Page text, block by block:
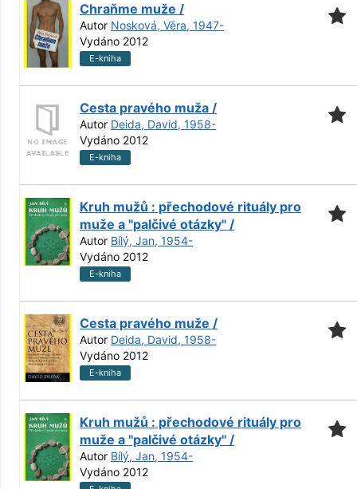
Chraňme muže /
Autor Nosková, Věra, 1947-
Vydáno 2012
E-kniha
Cesta pravého muža /
Autor Deida, David, 1958-
Vydáno 2012
E-kniha
Kruh mužů : přechodové rituály pro
muže a "palčivé otázky" /
Autor Bílý, Jan, 1954-
Vydáno 2012
E-kniha
Cesta pravého muže /
Autor Deida, David, 1958-
Vydáno 2012
E-kniha
Kruh mužů : přechodové rituály pro
muže a "palčivé otázky" /
Autor Bílý, Jan, 1954-
Vydáno 2012